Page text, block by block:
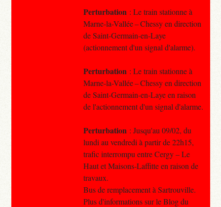
Perturbation : Le train stationne à
Marne-la-Vallée – Chessy en direction
de Saint-Germain-en-Laye
(actionnement d'un signal d'alarme).
Perturbation : Le train stationne à
Marne-la-Vallée – Chessy en direction
de Saint-Germain-en-Laye en raison
de l'actionnement d'un signal d'alarme.
Perturbation : Jusqu'au 09/02, du
lundi au vendredi à partir de 22h15,
trafic interrompu entre Cergy – Le
Haut et Maisons-Laffitte en raison de
travaux.
Bus de remplacement à Sartrouville.
Plus d'informations sur le Blog du